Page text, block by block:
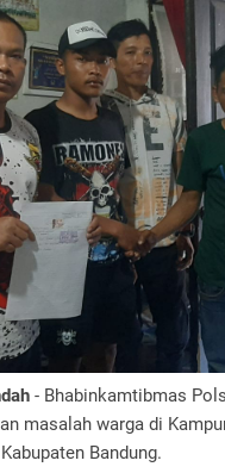
- Bhabinkamtibmas
masalah warga di
Bandung.